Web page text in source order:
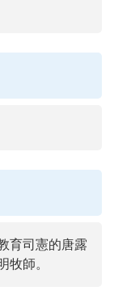
育司憲的唐露
師。